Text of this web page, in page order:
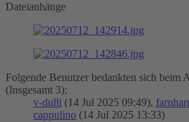
Dateianhänge
Folgende Benutzer bedankten sich beim
(Insgesamt 3):
v-dulli (14 Jul 2025 09:49),
cappulino (14 Jul 2025 13:33)